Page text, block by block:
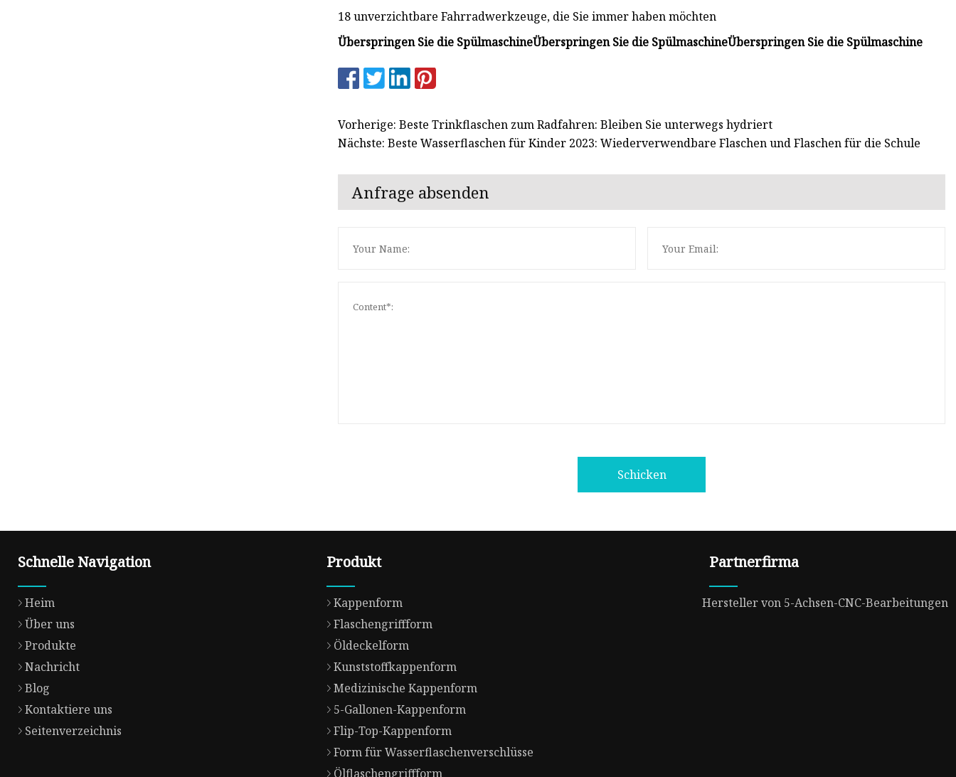
18 unverzichtbare Fahrradwerkzeuge, die Sie immer haben möchten
Überspringen Sie die SpülmaschineÜberspringen Sie die SpülmaschineÜberspringen Sie die Spülmaschine
Vorherige: Beste Trinkflaschen zum Radfahren: Bleiben Sie unterwegs hydriert
Nächste: Beste Wasserflaschen für Kinder 2023: Wiederverwendbare Flaschen und Flaschen für die Schule
Anfrage absenden
Schicken
Schnelle Navigation
Heim
Über uns
Produkte
Nachricht
Blog
Kontaktiere uns
Seitenverzeichnis
Produkt
Kappenform
Flaschengriffform
Öldeckelform
Kunststoffkappenform
Medizinische Kappenform
5-Gallonen-Kappenform
Flip-Top-Kappenform
Form für Wasserflaschenverschlüsse
Ölflaschengriffform
Partnerfirma
Hersteller von 5-Achsen-CNC-Bearbeitungen